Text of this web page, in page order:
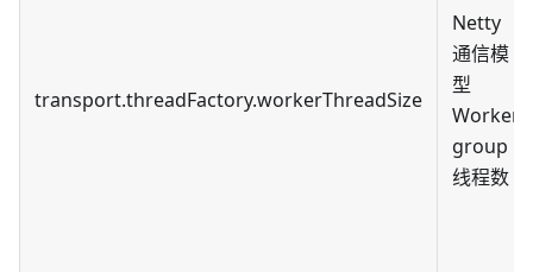
transport.threadFactory.workerThreadSize
Netty
通信模
型
Worker
group
线程数